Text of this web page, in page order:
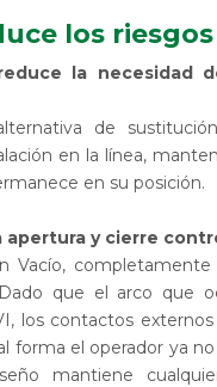
los riesgos
la necesidad
de
en la línea,
en su posición.
apertura y cierre
completamente
que el arco que
los contactos
forma el operador ya
mantiene